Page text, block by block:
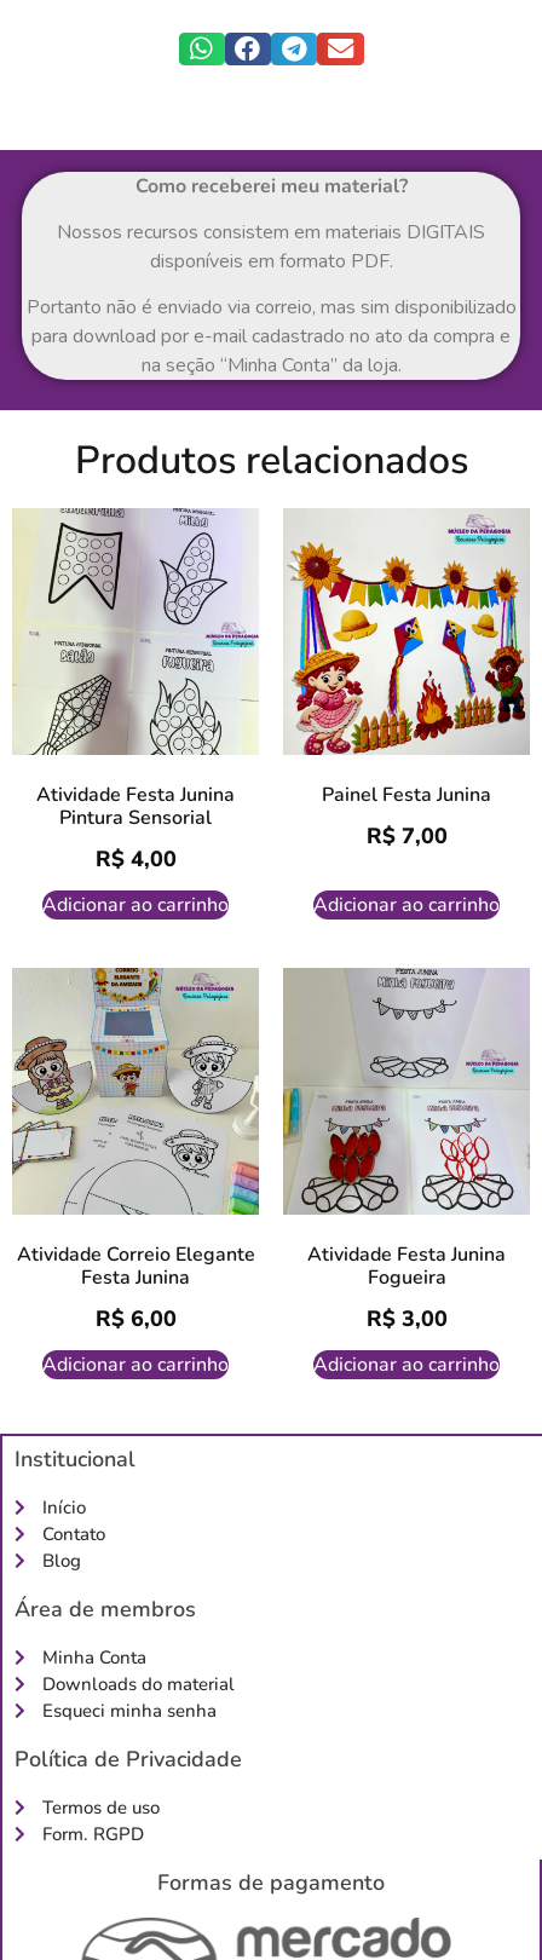
Como receberei meu material?
Nossos recursos consistem em materiais DIGITAIS
disponíveis em formato PDF.
Portanto não é enviado via correio, mas sim disponibilizado
para download por e-mail cadastrado no ato da compra e
na seção “Minha Conta” da loja.
Produtos relacionados
Atividade Festa Junina
Pintura Sensorial
R$4,00
Adicionar ao carrinho
Painel Festa Junina
R$7,00
Adicionar ao carrinho
Atividade Correio Elegante
Festa Junina
R$6,00
Adicionar ao carrinho
Atividade Festa Junina
Fogueira
R$3,00
Adicionar ao carrinho
Institucional
Início
Contato
Blog
Área de membros
Minha Conta
Downloads do material
Esqueci minha senha
Política de Privacidade
Termos de uso
Form. RGPD
Formas de pagamento